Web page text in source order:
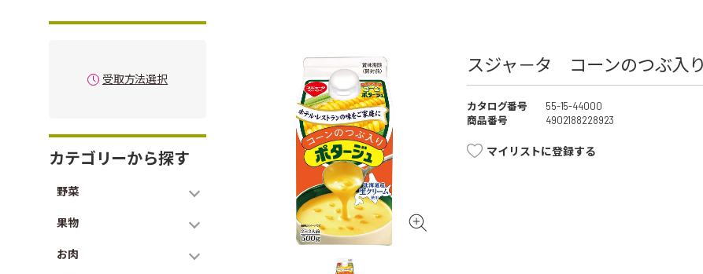
受取方法選択
カテゴリーから探す
野菜
果物
お肉
スジャ－タ コーンのつぶ入
カタログ番号
55-15-44000
商品番号
4902188228923
マイリストに登録する